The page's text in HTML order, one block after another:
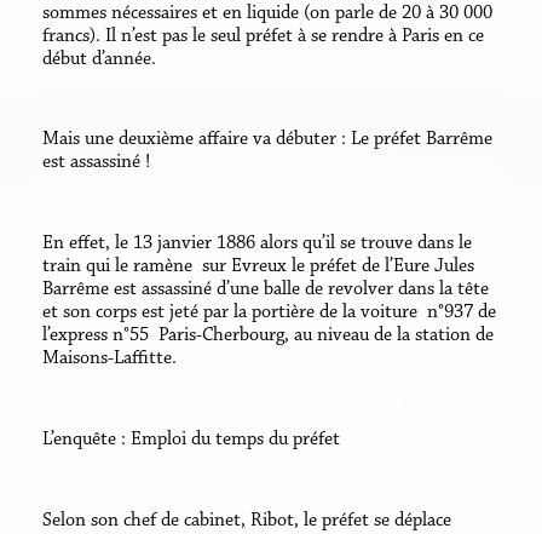
sommes nécessaires et en liquide (on parle de 20 à 30 000
francs). Il n’est pas le seul préfet à se rendre à Paris en ce
début d’année.
Mais une deuxième affaire va débuter : Le préfet Barrême
est assassiné !
En effet, le 13 janvier 1886 alors qu’il se trouve dans le
train qui le ramène sur Evreux le préfet de l’Eure Jules
Barrême est assassiné d’une balle de revolver dans la tête
et son corps est jeté par la portière de la voiture n°937 de
l’express n°55 Paris-Cherbourg, au niveau de la station de
Maisons-Laffitte.
L’enquête : Emploi du temps du préfet
Selon son chef de cabinet, Ribot, le préfet se déplace